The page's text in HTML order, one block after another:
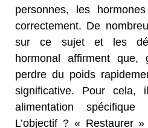
personnes, les
correctement. De
sur ce sujet et les
hormonal affirment
perdre du poids
significative. Pour cela,
alimentation
L’objectif ? « Restaurer